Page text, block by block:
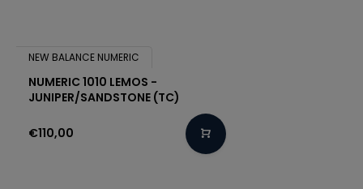
NEW BALANCE NUMERIC
NUMERIC 1010 LEMOS -
JUNIPER/SANDSTONE (TC)
€110,00